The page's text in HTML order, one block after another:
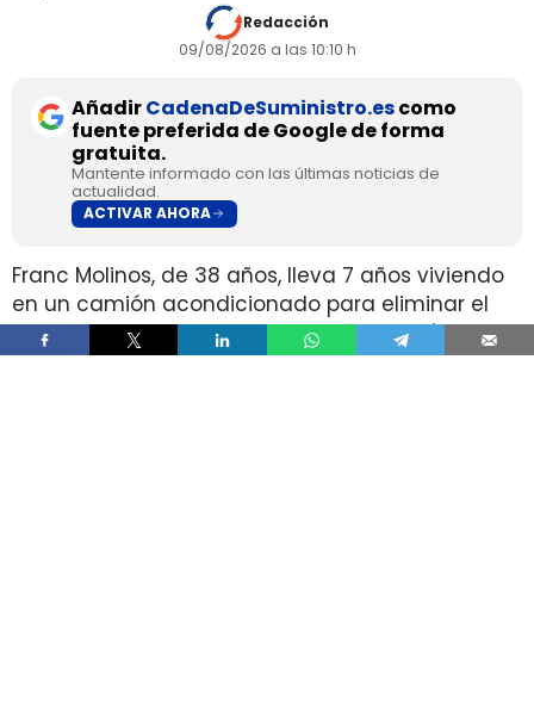
Redacción
09/08/2026 a las 10:10 h
AñadirCadenaDeSuministro.escomo
fuente preferida de Google de forma
gratuita.
Mantente informado con las últimas noticias de
actualidad.
ACTIVAR AHORA
Franc Molinos, de 38 años, lleva 7 años viviendo
en un camión acondicionado para eliminar el
alquiler y recortar sus gastos fijos. El vehículo
incorpora cocina, dormitorio, espacio de